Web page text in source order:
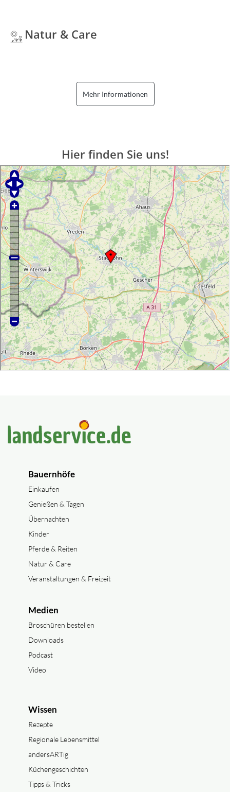
Natur & Care
Mehr Informationen
Hier finden Sie uns!
Bauernhöfe
Einkaufen
Genießen & Tagen
Übernachten
Kinder
Pferde & Reiten
Natur & Care
Veranstaltungen & Freizeit
Medien
Broschüren bestellen
Downloads
Podcast
Video
Wissen
Rezepte
Regionale Lebensmittel
andersARTig
Küchengeschichten
Tipps & Tricks